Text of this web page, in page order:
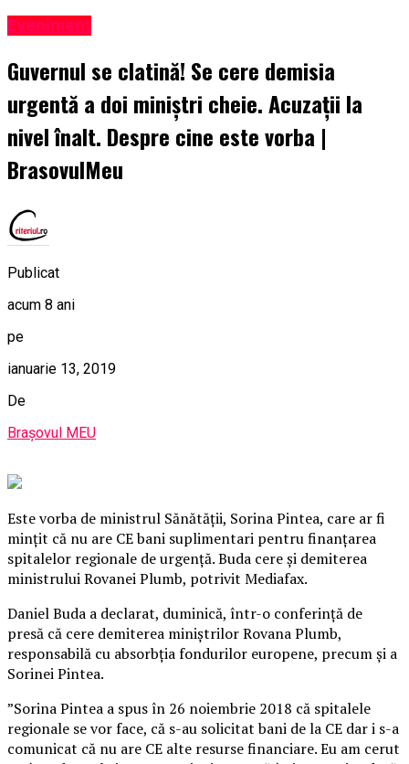
Eveniment
Guvernul se clatină! Se cere demisia
urgentă a doi miniştri cheie. Acuzaţii la
nivel înalt. Despre cine este vorba |
BrasovulMeu
Publicat
acum 8 ani
pe
ianuarie 13, 2019
De
Brașovul MEU
Este vorba de ministrul Sănătăţii, Sorina Pintea, care ar fi
minţit că nu are CE bani suplimentari pentru finanţarea
spitalelor regionale de urgenţă. Buda cere şi demiterea
ministrului Rovanei Plumb, potrivit Mediafax.
Daniel Buda a declarat, duminică, într-o conferinţă de
presă că cere demiterea miniştrilor Rovana Plumb,
responsabilă cu absorbţia fondurilor europene, precum şi a
Sorinei Pintea.
”Sorina Pintea a spus în 26 noiembrie 2018 că spitalele
regionale se vor face, că s-au solicitat bani de la CE dar i s-a
comunicat că nu are CE alte resurse financiare.Eu am cerut